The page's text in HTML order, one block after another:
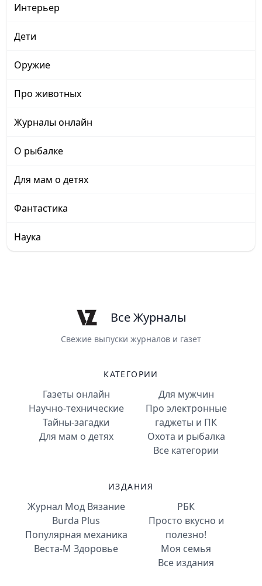
Интерьер
Дети
Оружие
Про животных
Журналы онлайн
О рыбалке
Для мам о детях
Фантастика
Наука
Все Журналы
Свежие выпуски журналов и газет
КАТЕГОРИИ
Газеты онлайн
Научно-технические
Тайны-загадки
Для мам о детях
Для мужчин
Про электронные
гаджеты и ПК
Охота и рыбалка
Все категории
ИЗДАНИЯ
Журнал Мод Вязание
Burda Plus
Популярная механика
Веста-М Здоровье
РБК
Просто вкусно и
полезно!
Моя семья
Все издания